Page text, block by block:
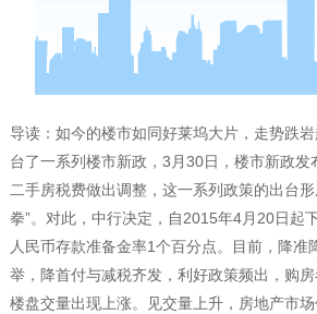
导读：如今的楼市如同好莱坞大片，走势跌
台了一系列楼市新政，3月30日，楼市新政发
二手房税费做出调整，这一系列政策的出台
拳”。对此，中行决定，自2015年4月20日起
人民币存款准备金率1个百分点。目前，降准
举，降首付与减税齐发，利好政策频出，购
楼盘交量出现上涨。见交量上升，房地产市